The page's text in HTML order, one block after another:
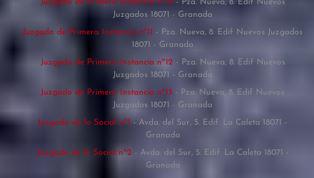
Juzgado de Primera Instancia nº10 - Pza. Nueva, 8. Edif Nuevos
Juzgados 18071 - Granada
Juzgado de Primera Instancia nº11 - Pza. Nueva, 8. Edif Nuevos Juzgados
18071 - Granada
Juzgado de Primera Instancia nº12 - Pza. Nueva, 8. Edif Nuevos
Juzgados 18071 - Granada
Juzgado de Primera Instancia nº13 - Pza. Nueva, 8. Edif Nuevos
Juzgados 18071 - Granada
Juzgado de lo Social nº1 - Avda. del Sur, 5. Edif. La Caleta 18071 -
Granada
Juzgado de lo Social nº2 - Avda. del Sur, 5. Edif. La Caleta 18071 -
Granada